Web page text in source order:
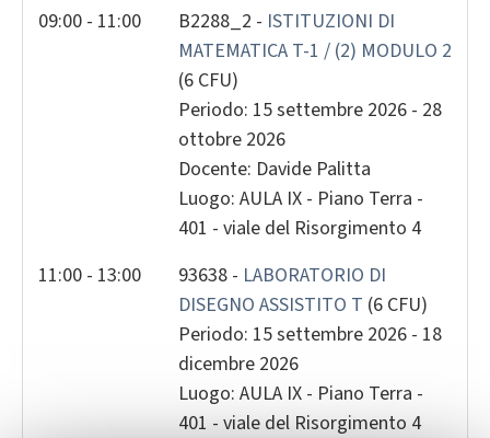
9 10 11 12 13
17 18 19 20 21
24 25
31 1
Today Clear
09:00 - 11:00 B2288_2 - ISTITUZIONI DI
MATEMATICA T-1 / (2) MODULO 2
(6 CFU)
Periodo: 15 settembre 2026 - 28
ottobre 2026
Docente: Davide Palitta
Luogo: AULA IX - Piano Terra -
401 - viale del Risorgimento 4
11:00 - 13:00
93638 - LABORATORIO DI
DISEGNO ASSISTITO T (6 CFU)
Periodo: 15 settembre 2026 - 18
dicembre 2026
Luogo: AULA IX - Piano Terra -
401 - viale del Risorgimento 4